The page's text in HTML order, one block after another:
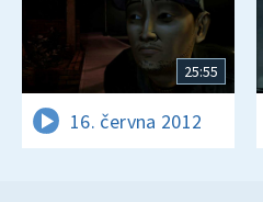
25:55
16. června 2012